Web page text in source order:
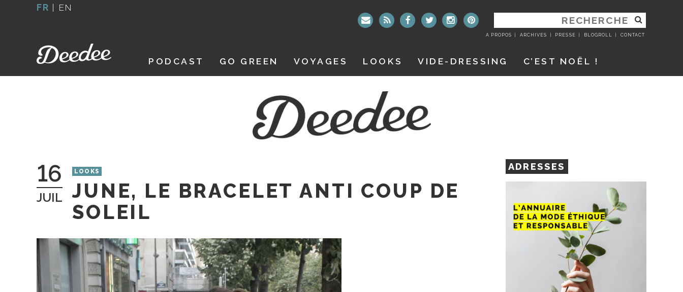
FR | EN
RECHERCHER
:
A PROPOS ARCHIVES PRESSE BLOGROLL CONTACT
PODCAST GO GREEN VOYAGES LOOKS VIDE-DRESSING C’EST NOËL !
16
JUIL
LOOKS
JUNE, LE BRACELET ANTI COUP DE
SOLEIL
ADRESSES